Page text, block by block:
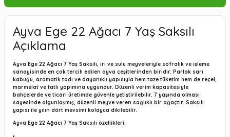
Ayva Ege 22 Ağacı 7 Yaş Saksılı
Açıklama
Ayva Ege 22 Ağacı 7 Yaş Saksılı, iri ve sulu meyveleriyle sofralık ve işleme
sanayisinde en çok tercih edilen ayva çeşitlerinden biridir. Parlak sarı
kabuğu, aromatik tadı ve dayanıklı yapısıyla hem taze tüketim hem de reçel,
marmelat ve tatlı yapımına uygundur. Düzenli verim kapasitesiyle
bahçelerde ve ticari üretimde güvenle yetiştirilebilir. 7 yaşında olması
sayesinde olgunlaşmış, düzenli meyve veren sağlıklı bir ağaçtır. Saksılı
yapısı ile yılın dört mevsimi kolayca dikilebilir.
Ayva Ege 22 Ağacı 7 Yaş Saksılı özellikleri: